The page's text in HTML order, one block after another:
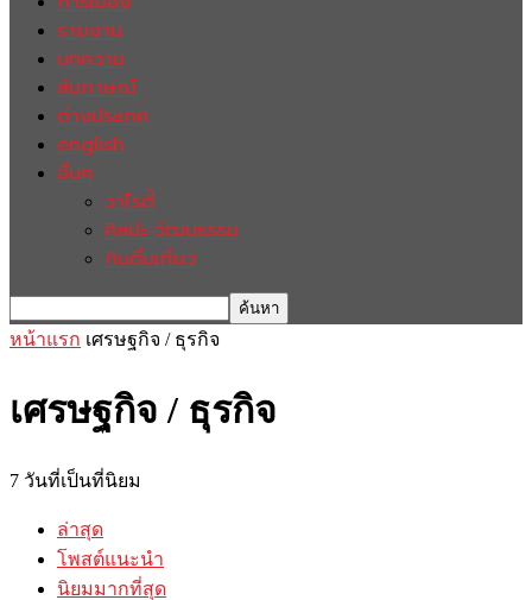
รายงาน
บทความ
สัมภาษณ์
ต่างประเทศ
english
อื่นๆ
วาไรตี้
ศิลปะ-วัฒนธรรม
กินดื่มเที่ยว
หน้าแรก เศรษฐกิจ / ธุรกิจ
เศรษฐกิจ / ธุรกิจ
7 วันที่เป็นที่นิยม
ล่าสุด
โพสต์แนะนำ
นิยมมากที่สุด